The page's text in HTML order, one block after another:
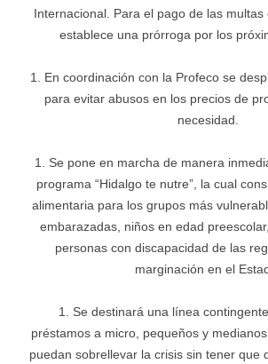
Internacional. Para el pago de las
establece una prórroga por los
En coordinación con la Profeco se
para evitar abusos en los precios de
necesidad.
Se pone en marcha de manera
programa “Hidalgo te nutre”, la cual
alimentaria para los grupos más
embarazadas, niños en edad
personas con discapacidad de las
marginación en el
Se destinará una línea
préstamos a micro, pequeños y
puedan sobrellevar la crisis sin tener que